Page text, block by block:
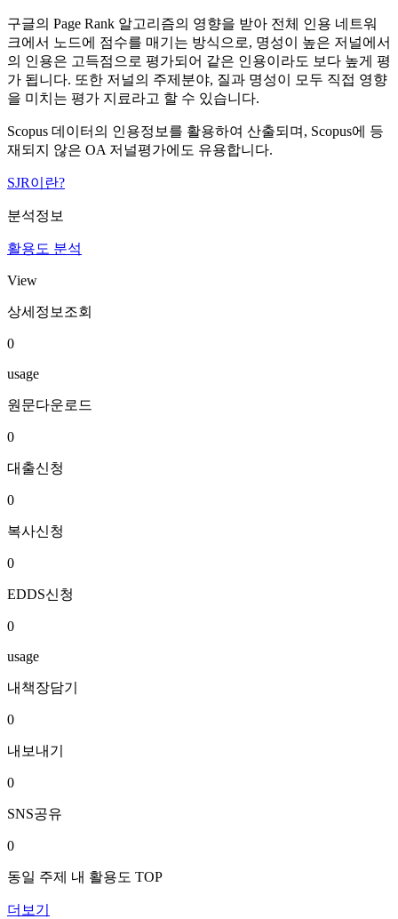
구글의 Page Rank 알고리즘의 영향을 받아 전체 인용 네트워
크에서 노드에 점수를 매기는 방식으로, 명성이 높은 저널에서
의 인용은 고득점으로 평가되어 같은 인용이라도 보다 높게 평
가 됩니다. 또한 저널의 주제분야, 질과 명성이 모두 직접 영향
을 미치는 평가 지료라고 할 수 있습니다.
Scopus 데이터의 인용정보를 활용하여 산출되며, Scopus에 등
재되지 않은 OA 저널평가에도 유용합니다.
SJR이란?
분석정보
활용도 분석
View
상세정보조회
0
usage
원문다운로드
0
대출신청
0
복사신청
0
EDDS신청
0
usage
내책장담기
0
내보내기
0
SNS공유
0
동일 주제 내 활용도 TOP
더보기